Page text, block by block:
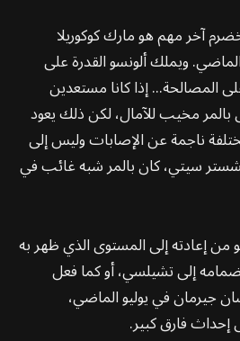
آخر مهم هو مارك كوكوريلا
ويملك ألونسو القدرة على
المصالحة... إذا كانا مستعدين
مخيب للآمال، لكن ذلك يعود
ناجمة عن الإصابات وليس إلى
سيتي، كان بالمر شبه غائب في
من إعادته إلى المستوى الذي ظهر به
بعد انضمامه إلى تشيلسي، أو كما فعل
جيرمان في يوليو الماضي،
فارق كبير.